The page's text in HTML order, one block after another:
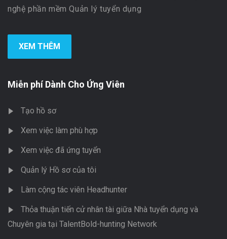
nghệ phần mềm Quản lý tuyển dụng
XEM THÊM
Miễn phí Dành Cho Ứng Viên
Tạo hồ sơ
Xem việc làm phù hợp
Xem việc đã ứng tuyển
Quản lý Hồ sơ của tôi
Làm cộng tác viên Headhunter
Thỏa thuận tiến cử nhân tài giữa Nhà tuyển dụng và
Chuyên gia tại TalentBold-hunting Network